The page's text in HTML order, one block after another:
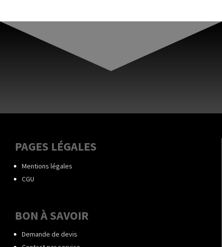
PAGES LÉGALES
Mentions légales
CGU
BON À SAVOIR
Demande de devis